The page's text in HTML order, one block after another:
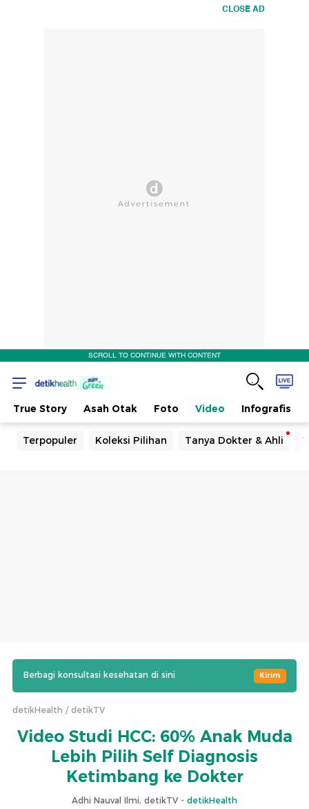
CLOSE AD
SCROLL TO CONTINUE WITH CONTENT
True Story Asah Otak Foto Video Infografis
Terpopuler Koleksi Pilihan Tanya Dokter & Ahli
Berbagi konsultasi kesehatan di sini Kirim
detikHealth detikTV
Video Studi HCC: 60% Anak Muda
Lebih Pilih Self Diagnosis
Ketimbang ke Dokter
Adhi Nauval Ilmi, detikTV - detikHealth